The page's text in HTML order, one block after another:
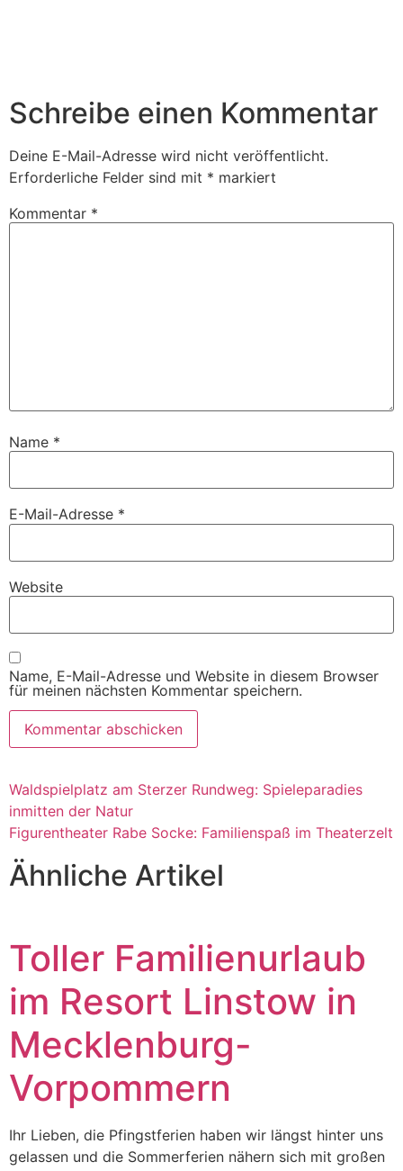
Schreibe einen Kommentar
Deine E-Mail-Adresse wird nicht veröffentlicht.
Erforderliche Felder sind mit * markiert
Kommentar *
Name *
E-Mail-Adresse *
Website
Name, E-Mail-Adresse und Website in diesem Browser
für meinen nächsten Kommentar speichern.
Waldspielplatz am Sterzer Rundweg: Spieleparadies
inmitten der Natur
Figurentheater Rabe Socke: Familienspaß im Theaterzelt
Ähnliche Artikel
Toller Familienurlaub
im Resort Linstow in
Mecklenburg-
Vorpommern
Ihr Lieben, die Pfingstferien haben wir längst hinter uns
gelassen und die Sommerferien nähern sich mit großen